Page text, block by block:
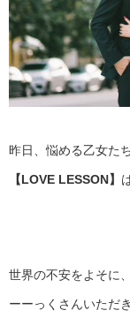
昨日、悩める乙女た
【LOVE LESSON】
世界の不安をよそに
ーーっくさんいただ